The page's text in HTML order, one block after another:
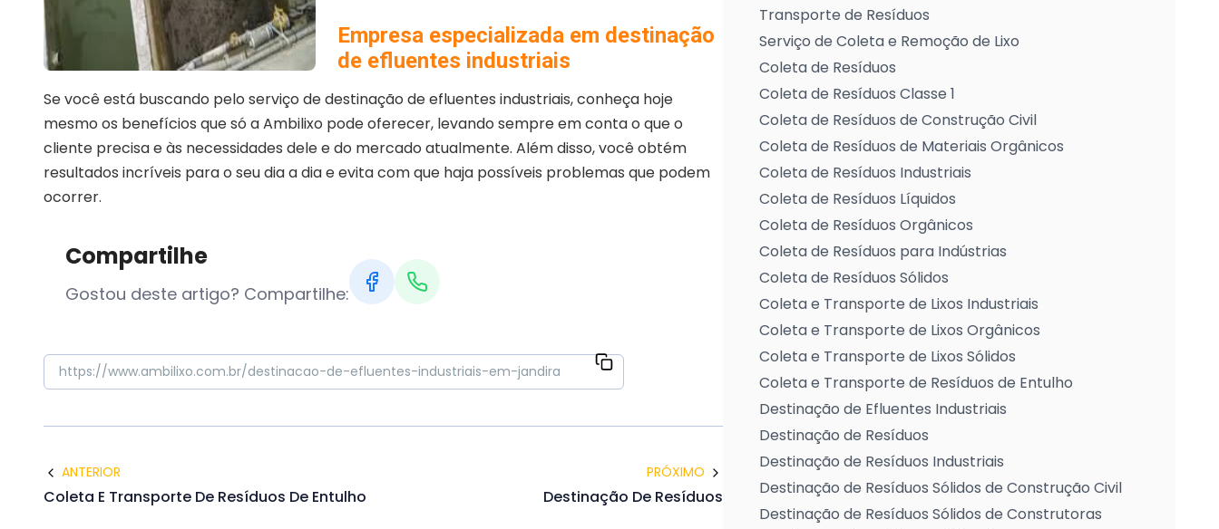
Empresa especializada em destinação
de efluentes industriais
Se você está buscando pelo serviço de destinação de efluentes industriais, conheça hoje
mesmo os benefícios que só a Ambilixo pode oferecer, levando sempre em conta o que o
cliente precisa e às necessidades dele e do mercado atualmente. Além disso, você obtém
resultados incríveis para o seu dia a dia e evita com que haja possíveis problemas que podem
ocorrer.
Compartilhe
Gostou deste artigo? Compartilhe:
ANTERIOR
Coleta E Transporte De Resíduos De Entulho
PRÓXIMO
Destinação De Resíduos
Transporte de Resíduos
Serviço de Coleta e Remoção de Lixo
Coleta de Resíduos
Coleta de Resíduos Classe 1
Coleta de Resíduos de Construção Civil
Coleta de Resíduos de Materiais Orgânicos
Coleta de Resíduos Industriais
Coleta de Resíduos Líquidos
Coleta de Resíduos Orgânicos
Coleta de Resíduos para Indústrias
Coleta de Resíduos Sólidos
Coleta e Transporte de Lixos Industriais
Coleta e Transporte de Lixos Orgânicos
Coleta e Transporte de Lixos Sólidos
Coleta e Transporte de Resíduos de Entulho
Destinação de Efluentes Industriais
Destinação de Resíduos
Destinação de Resíduos Industriais
Destinação de Resíduos Sólidos de Construção Civil
Destinação de Resíduos Sólidos de Construtoras